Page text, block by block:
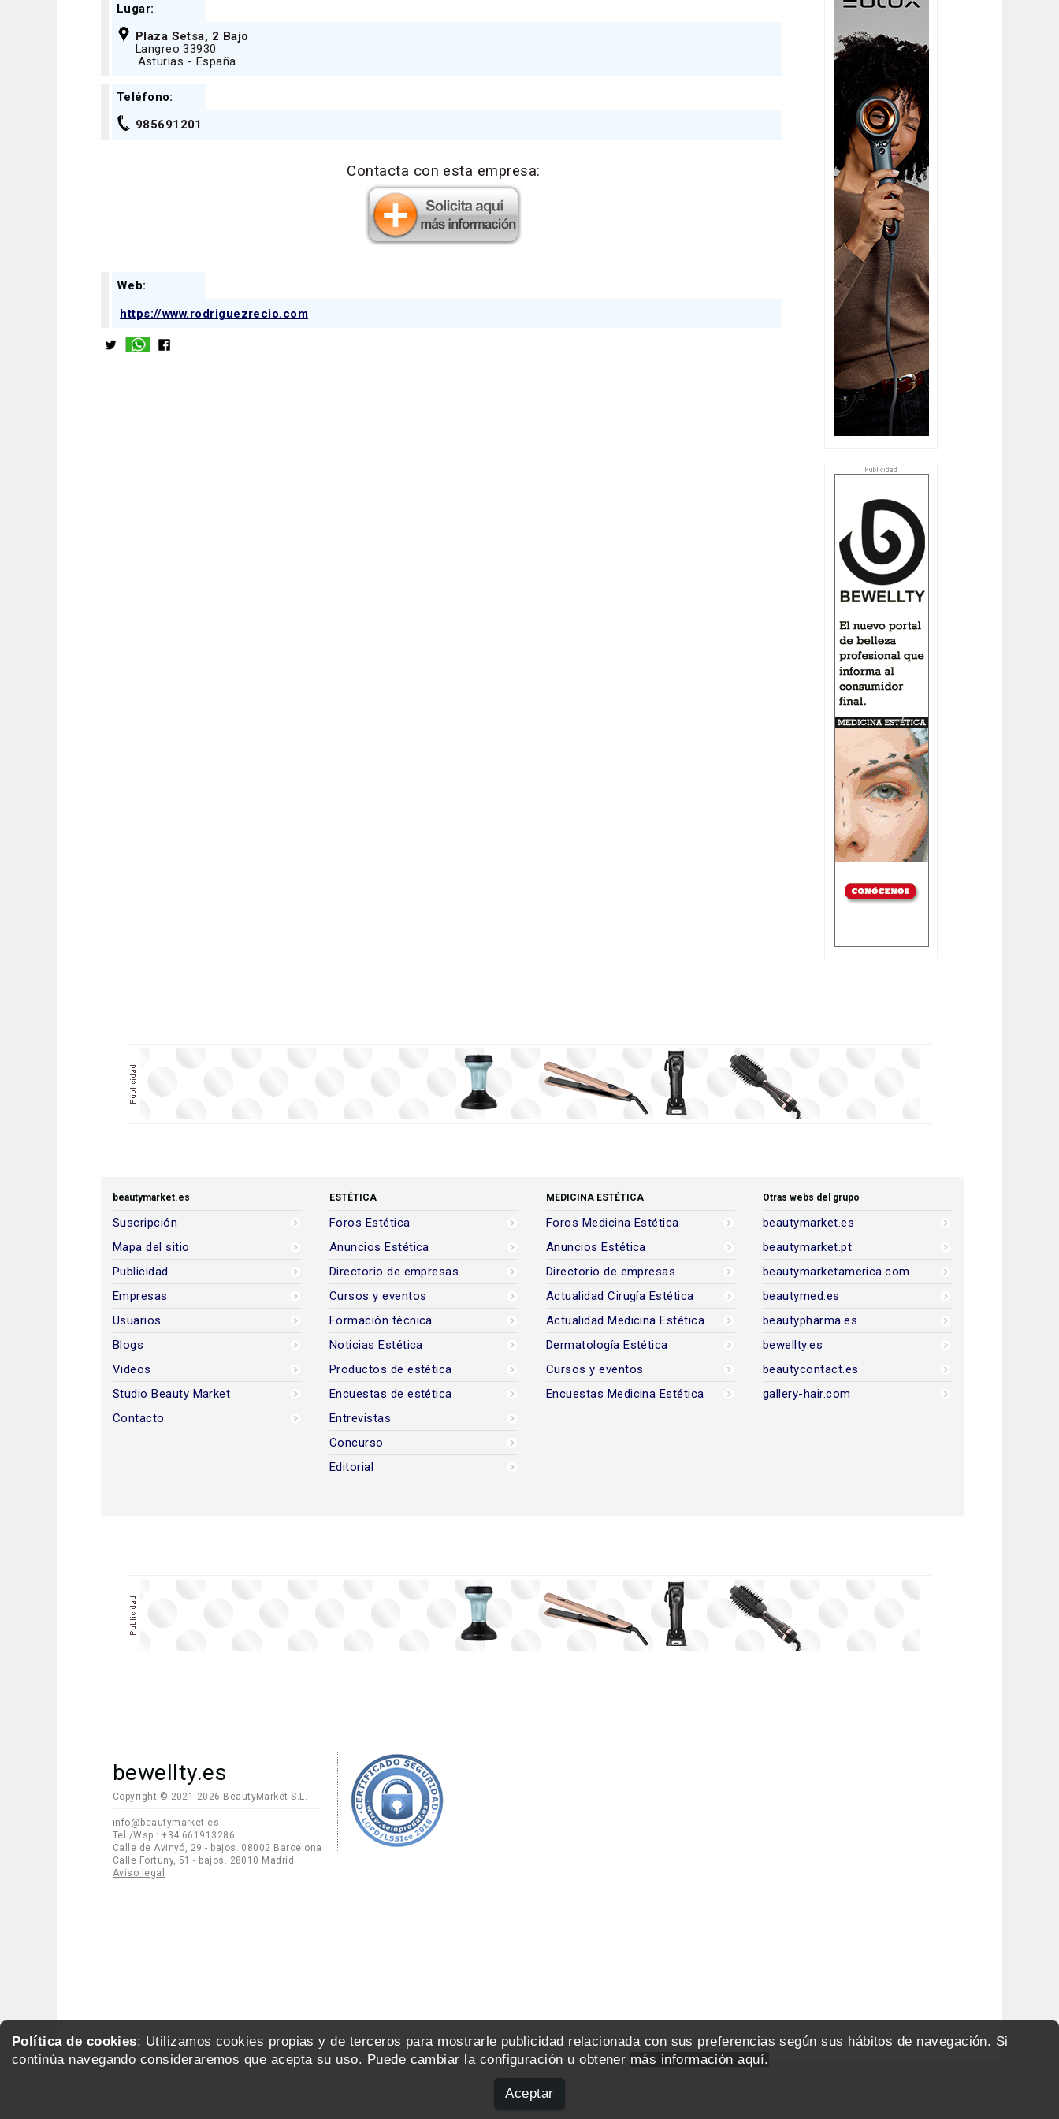
Política de cookies: Utilizamos cookies propias y de terceros para mostrarle publicidad relacionada con sus preferencias según sus hábitos de navegación. Si
continúa navegando consideraremos que acepta su uso. Puede cambiar la configuración u obtener más información aquí.
Aceptar
Lugar:
Plaza Setsa, 2 Bajo
Langreo 33930
Asturias - España
Teléfono:
985691201
Contacta con esta empresa:
Web:
https://www.rodriguezrecio.com
beautymarket.es
Suscripción
Mapa del sitio
Publicidad
Empresas
Usuarios
Blogs
Videos
Studio Beauty Market
Contacto
ESTÉTICA
Foros Estética
Anuncios Estética
Directorio de empresas
Cursos y eventos
Formación técnica
Noticias Estética
Productos de estética
Encuestas de estética
Entrevistas
Concurso
Editorial
MEDICINA ESTÉTICA
Foros Medicina Estética
Anuncios Estética
Directorio de empresas
Actualidad Cirugía Estética
Actualidad Medicina Estética
Dermatología Estética
Cursos y eventos
Encuestas Medicina Estética
Otras webs del grupo
beautymarket.es
beautymarket.pt
beautymarketamerica.com
beautymed.es
beautypharma.es
bewellty.es
beautycontact.es
gallery-hair.com
bewellty.es
Copyright © 2021-2026 BeautyMarket S.L.
info@beautymarket.es
Tel./Wsp.: +34 661913286
Calle de Avinyó, 29 - bajos. 08002 Barcelona
Calle Fortuny, 51 - bajos. 28010 Madrid
Aviso legal